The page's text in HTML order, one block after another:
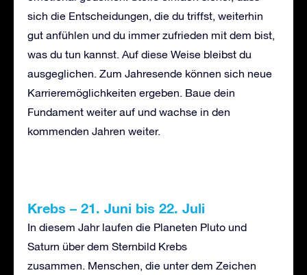
sich die Entscheidungen, die du triffst, weiterhin
gut anfühlen und du immer zufrieden mit dem bist,
was du tun kannst. Auf diese Weise bleibst du
ausgeglichen. Zum Jahresende können sich neue
Karrieremöglichkeiten ergeben. Baue dein
Fundament weiter auf und wachse in den
kommenden Jahren weiter.
Krebs – 21. Juni bis 22. Juli
In diesem Jahr laufen die Planeten Pluto und
Saturn über dem Sternbild Krebs
zusammen. Menschen, die unter dem Zeichen